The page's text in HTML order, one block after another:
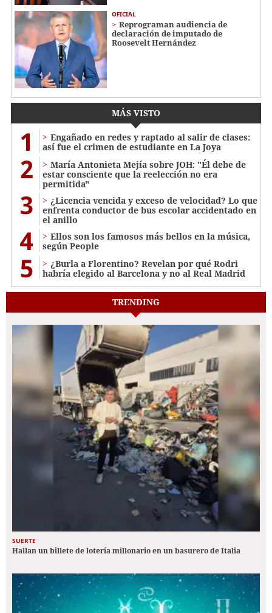
OFICIAL
Reprograman audiencia de
declaración de imputado de
Roosevelt Hernández
MÁS VISTO
1
Engañado en redes y raptado al salir de clases:
así fue el crimen de estudiante en La Joya
2
María Antonieta Mejía sobre JOH: "Él debe de
estar consciente que la reelección no era
permitida"
3
¿Licencia vencida y exceso de velocidad? Lo que
enfrenta conductor de bus escolar accidentado en
el anillo
4
Ellos son los famosos más bellos en la música,
según People
5
¿Burla a Florentino? Revelan por qué Rodri
habría elegido al Barcelona y no al Real Madrid
TRENDING
SUERTE
Hallan un billete de lotería millonario en un basurero de Italia